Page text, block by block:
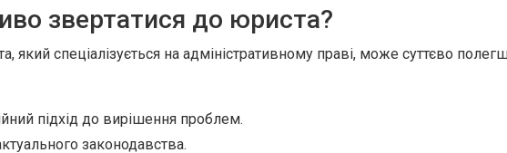
звертатися до юриста?
який спеціалізується на адміністративному праві, може суттєво
підхід до вирішення проблем.
законодавства.